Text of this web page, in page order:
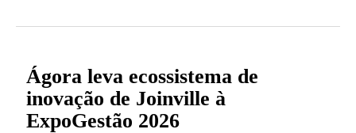
Ágora leva ecossistema de
inovação de Joinville à
ExpoGestão 2026